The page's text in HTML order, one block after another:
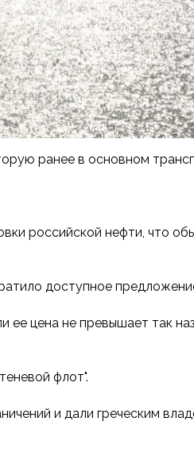
ранее в основном
российской нефти, что
доступное
ее цена не превышает так
флот".
и дали греческим